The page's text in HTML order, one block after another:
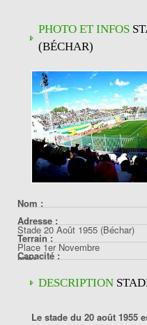
PHOTO ET INFOS
(BÉCHAR)
Nom :
Stade 20 Août 1955 (Béchar)
Adresse :
Place 1er Novembre
8001
Algérie
Terrain :
Capacité :
20000DESCRIPTION
Le stade du 20 août 1955